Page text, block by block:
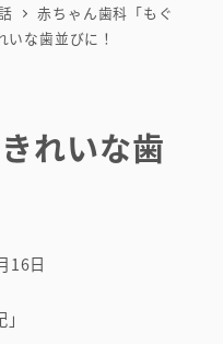
赤ちゃん歯科「もぐ
いな歯並びに！
れいな歯
16日